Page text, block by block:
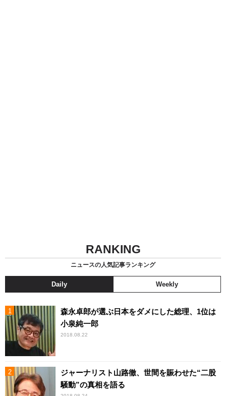
RANKING
ニュースの人気記事ランキング
Daily Weekly
森永卓郎が選ぶ日本をダメにした総理、1位は
小泉純一郎
2018.08.22
ジャーナリスト山路徹、世間を賑わせた“二股
騒動”の真相を語る